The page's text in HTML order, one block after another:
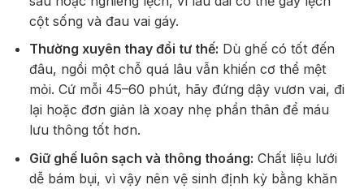
cột sống và đau vai gáy.
Thường xuyên thay đổi tư thế: Dù ghế có tốt đến
đâu, ngồi một chỗ quá lâu vẫn khiến cơ thể mệt
mỏi. Cứ mỗi 45–60 phút, hãy đứng dậy vươn vai, đi
lại hoặc đơn giản là xoay nhẹ phần thân để máu
lưu thông tốt hơn.
Giữ ghế luôn sạch và thông thoáng: Chất liệu lưới
dễ bám bụi, vì vậy nên vệ sinh định kỳ bằng khăn